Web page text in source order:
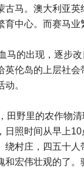
古马。澳大利亚
育中心。而赛马
马的出现，逐步
英伦岛的上层社
。
田野里的农作物
日照时间从早上
绕村庄，四五十
和宏伟壮观的了